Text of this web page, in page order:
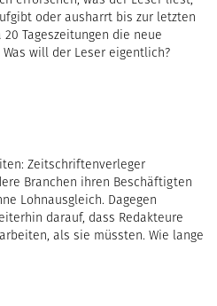
oder ausharrt bis zur letzten
Tageszeitungen die neue
will der Leser eigentlich?
Zeitschriftenverleger
Branchen ihren Beschäftigten
Lohnausgleich. Dagegen
darauf, dass Redakteure
als sie müssten. Wie lange